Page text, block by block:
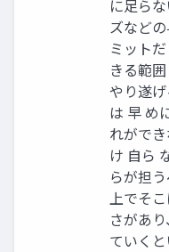
に足ら
ズなど
ミット
きる範
やり遂
は 早 め
れがで
け 自ら
らが担
上でそ
さがあ
ていく